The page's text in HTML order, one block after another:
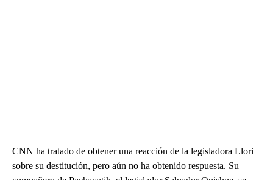
CNN ha tratado de obtener una reacción de la legisladora Llori
sobre su destitución, pero aún no ha obtenido respuesta. Su